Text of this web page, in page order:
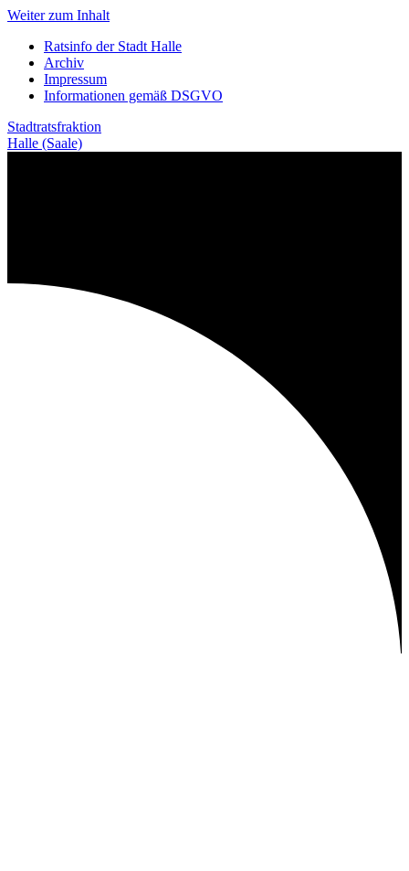
Weiter zum Inhalt
Ratsinfo der Stadt Halle
Archiv
Impressum
Informationen gemäß DSGVO
Stadtratsfraktion
Halle (Saale)